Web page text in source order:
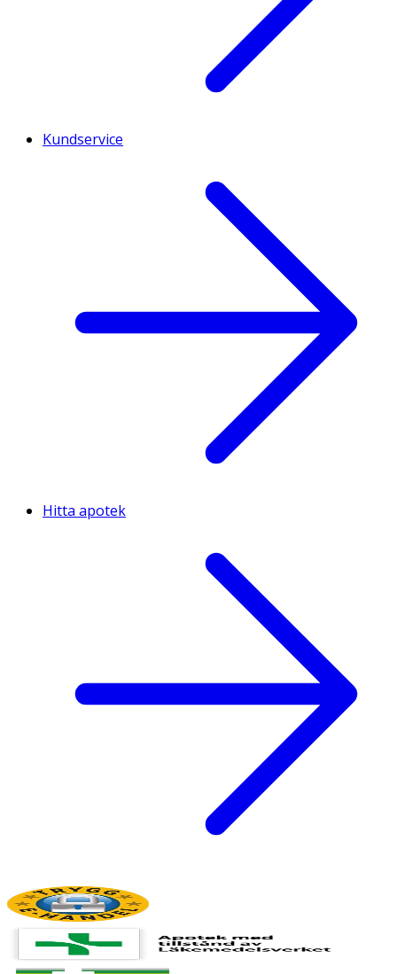
Kundservice
Hitta apotek